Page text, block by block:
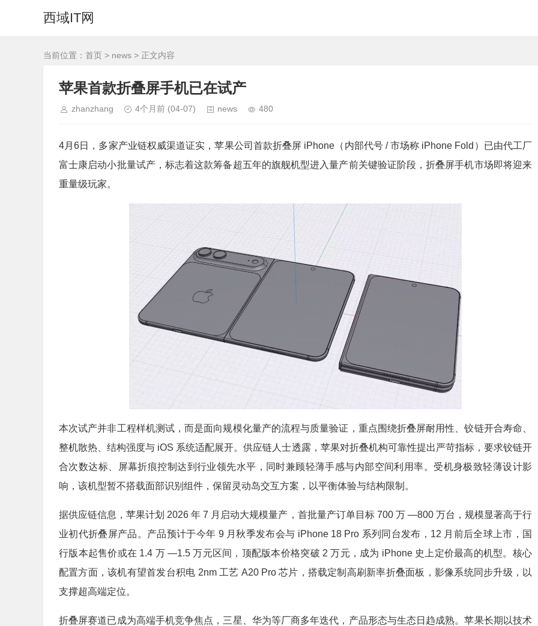
西域IT网
当前位置： 首页 > news > 正文内容
苹果首款折叠屏手机已在试产
zhanzhang 4个月前 (04-07) news 480
4月6日，多家产业链权威渠道证实，苹果公司首款折叠屏 iPhone（内部代号 / 市场称 iPhone Fold）已由代工厂
富士康启动小批量试产，标志着这款筹备超五年的旗舰机型进入量产前关键验证阶段，折叠屏手机市场即将迎来
重量级玩家。
本次试产并非工程样机测试，而是面向规模化量产的流程与质量验证，重点围绕折叠屏耐用性、铰链开合寿命、
整机散热、结构强度与 iOS 系统适配展开。供应链人士透露，苹果对折叠机构可靠性提出严苛指标，要求铰链开
合次数达标、屏幕折痕控制达到行业领先水平，同时兼顾轻薄手感与内部空间利用率。受机身极致轻薄设计影
响，该机型暂不搭载面部识别组件，保留灵动岛交互方案，以平衡体验与结构限制。
据供应链信息，苹果计划 2026 年 7 月启动大规模量产，首批量产订单目标 700 万 —800 万台，规模显著高于行
业初代折叠屏产品。产品预计于今年 9 月秋季发布会与 iPhone 18 Pro 系列同台发布，12 月前后全球上市，国
行版本起售价或在 1.4 万 —1.5 万元区间，顶配版本价格突破 2 万元，成为 iPhone 史上定价最高的机型。核心
配置方面，该机有望首发台积电 2nm 工艺 A20 Pro 芯片，搭载定制高刷新率折叠面板，影像系统同步升级，以
支撑超高端定位。
折叠屏赛道已成为高端手机竞争焦点，三星、华为等厂商多年迭代，产品形态与生态日趋成熟。苹果长期以技术